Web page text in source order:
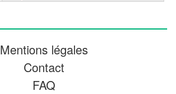
Mentions légales
Contact
FAQ